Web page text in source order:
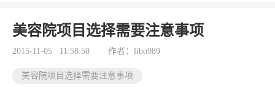
品牌导购 专家点评 精彩点评
美容院项目选择需要注意事项
2015-11-05 11:58:50 作者：libo989
美容院项目选择需要注意事项